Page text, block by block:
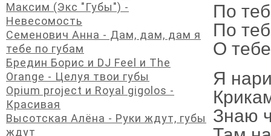
По
По
О
Я
Знаю
Максим (Экс "Губы") -
Невесомость
Семенович Анна - Дам, дам, дам я
тебе по губам
Бредин Борис и DJ Feel и The
Orange - Целуя твои губы
Opium project и Royal gigolos -
Красивая
Высотская Алёна - Руки ждут, губы
ждут